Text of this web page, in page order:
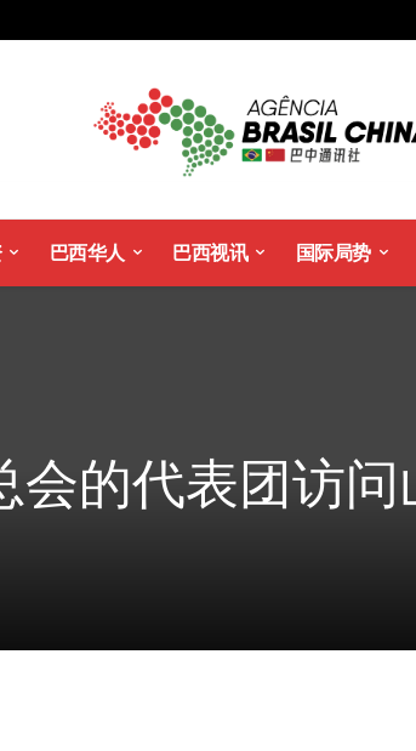
巴西华人 巴西视讯 国际局势
会的代表团访问